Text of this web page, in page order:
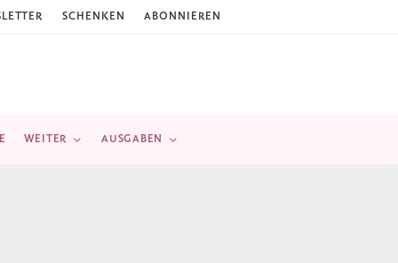
SCHENKEN ABONNIEREN
WEITER AUSGABEN